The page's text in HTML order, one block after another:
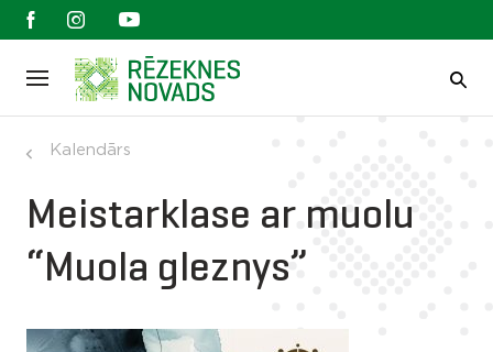
Kalendārs
Meistarklase ar muolu
“Muola gleznys”